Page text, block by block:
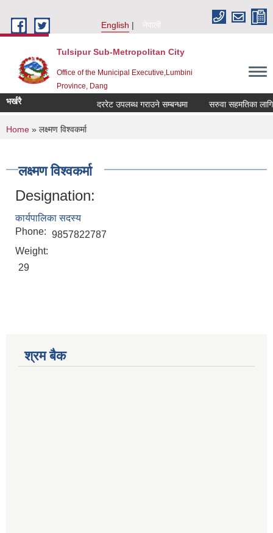
English
नेपाली
Tulsipur Sub-Metropolitan City
Office of the Municipal Executive,Lumbini
Province, Dang
भर्खरै दररेट उपलब्ध गराउने सम्बन्धमा सरुवा सहमतिका लागि
You are here
Home » लक्ष्मण विश्वकर्मा
लक्ष्मण विश्वकर्मा
Designation:
कार्यपालिका सदस्य
Phone: 9857822787
Weight:
29
श्रम बैक